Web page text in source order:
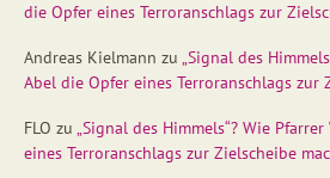
die Opfer eines Terroranschlags zur
Andreas Kielmann zu „Signal des
Abel die Opfer eines Terroranschlags zur
FLO zu „Signal des Himmels“? Wie
eines Terroranschlags zur Zielscheibe